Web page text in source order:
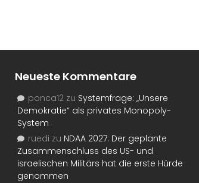
Neueste Kommentare
ponca12 zu Systemfrage: „Unsere
Demokratie“ als privates Monopoly-
System
ruedi zu NDAA 2027: Der geplante
Zusammenschluss des US- und
israelischen Militärs hat die erste Hürde
genommen